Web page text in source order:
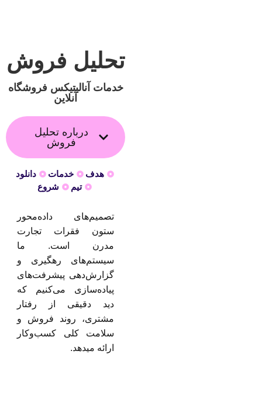
تحلیل فروش
خدمات آنالیتیکس فروشگاه
آنلاین
تصمیم‌های داده‌محور
ستون فقرات تجارت
مدرن است. ما
سیستم‌های رهگیری و
گزارش‌دهی پیشرفت‌های
پیاده‌سازی می‌کنیم که
دید دقیقی از رفتار
مشتری، روند فروش و
سلامت کلی کسب‌وکار
ارائه میدهد.
درباره تحلیل
فروش
هدف خدمات
دانلود
تیم
شروع